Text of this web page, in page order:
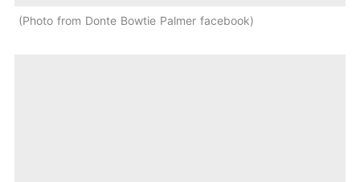
Photo from Donte Bowtie Palmer facebook